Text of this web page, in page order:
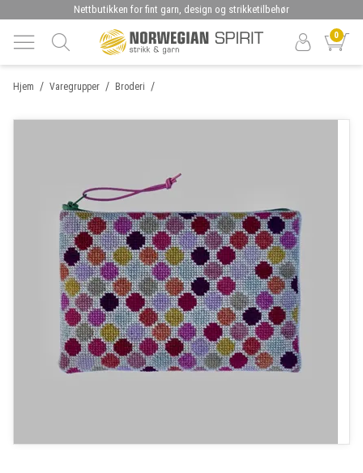
Nettbutikken for fint garn, design og strikketilbehør
0
/
Hjem /
Varegrupper /
Broderi